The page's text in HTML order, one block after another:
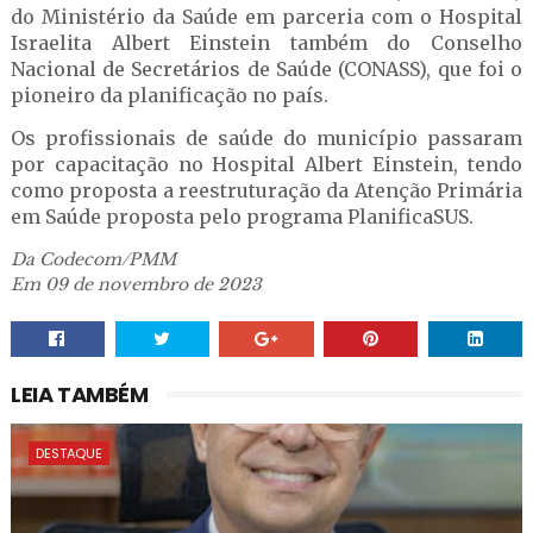
do Ministério da Saúde em parceria com o Hospital
Israelita Albert Einstein também do Conselho
Nacional de Secretários de Saúde (CONASS), que foi o
pioneiro da planificação no país.
Os profissionais de saúde do município passaram
por capacitação no Hospital Albert Einstein, tendo
como proposta a reestruturação da Atenção Primária
em Saúde proposta pelo programa PlanificaSUS.
Da Codecom/PMM
Em 09 de novembro de 2023
LEIA TAMBÉM
DESTAQUE